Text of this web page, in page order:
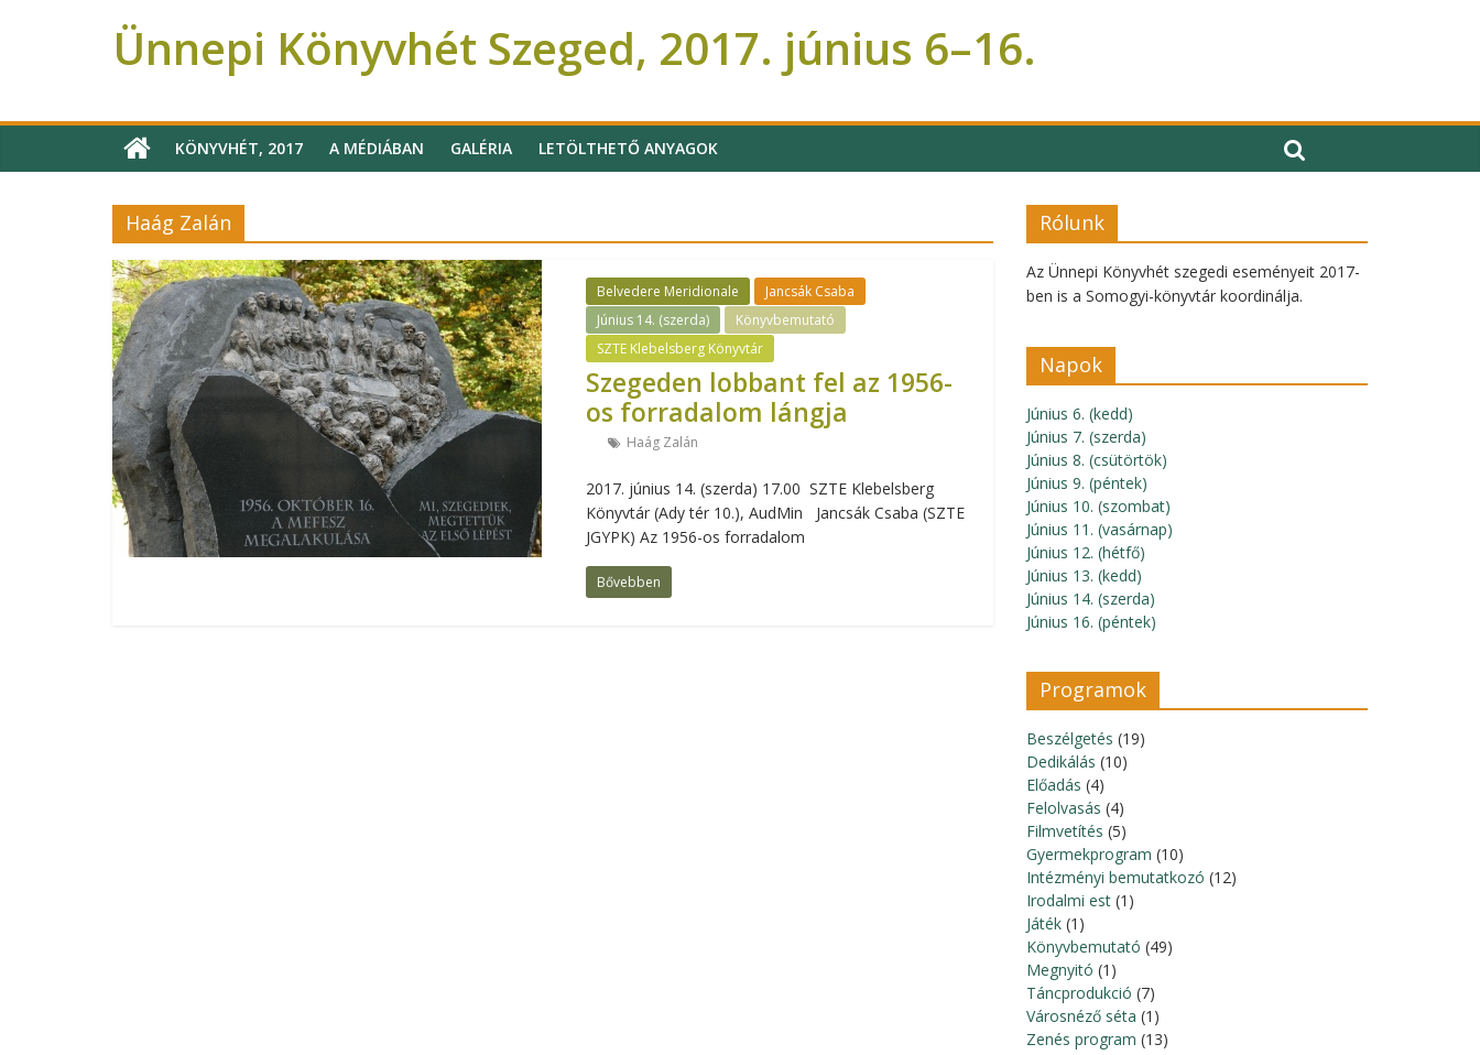
Ünnepi Könyvhét Szeged, 2017. június 6–16.
KÖNYVHÉT, 2017 A MÉDIÁBAN GALÉRIA LETÖLTHETŐ ANYAGOK
Haág Zalán
Belvedere Meridionale
Jancsák Csaba
Június 14. (szerda)
Könyvbemutató
SZTE Klebelsberg Könyvtár
Szegeden lobbant fel az 1956-
os forradalom lángja
Haág Zalán
2017. június 14. (szerda) 17.00 SZTE Klebelsberg
Könyvtár (Ady tér 10.), AudMin Jancsák Csaba (SZTE
JGYPK) Az 1956-os forradalom
Bővebben
Rólunk
Az Ünnepi Könyvhét szegedi eseményeit 2017-
ben is a Somogyi-könyvtár koordinálja.
Napok
Június 6. (kedd)
Június 7. (szerda)
Június 8. (csütörtök)
Június 9. (péntek)
Június 10. (szombat)
Június 11. (vasárnap)
Június 12. (hétfő)
Június 13. (kedd)
Június 14. (szerda)
Június 16. (péntek)
Programok
Beszélgetés (19)
Dedikálás (10)
Előadás (4)
Felolvasás (4)
Filmvetítés (5)
Gyermekprogram (10)
Intézményi bemutatkozó (12)
Irodalmi est (1)
Játék (1)
Könyvbemutató (49)
Megnyitó (1)
Táncprodukció (7)
Városnéző séta (1)
Zenés program (13)